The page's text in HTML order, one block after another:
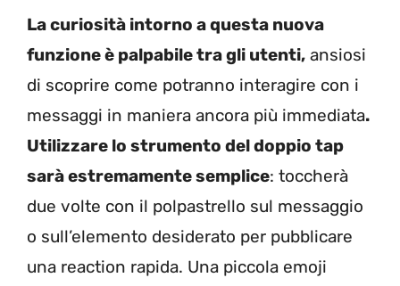
La curiosità intorno a questa nuova
funzione è palpabile tra gli utenti, ansiosi
di scoprire come potranno interagire con i
messaggi in maniera ancora più immediata.
Utilizzare lo strumento del doppio tap
sarà estremamente semplice: toccherà
due volte con il polpastrello sul messaggio
o sull’elemento desiderato per pubblicare
una reaction rapida. Una piccola emoji